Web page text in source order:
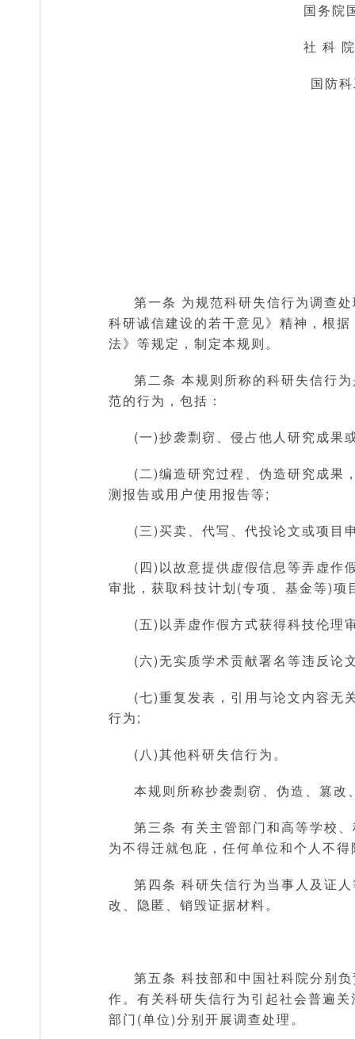
国务院
社 科
国防科
第一条 为规范科研失信行为调查
科研诚信建设的若干意见》精神，根
法》等规定，制定本规则。
第二条 本规则所称的科研失信行
范的行为，包括：
(一)抄袭剽窃、侵占他人研究成果
(二)编造研究过程、伪造研究成果
测报告或用户使用报告等;
(三)买卖、代写、代投论文或项目
(四)以故意提供虚假信息等弄虚作
审批，获取科技计划(专项、基金等)
(五)以弄虚作假方式获得科技伦理
(六)无实质学术贡献署名等违反论
(七)重复发表，引用与论文内容无
行为;
(八)其他科研失信行为。
本规则所称抄袭剽窃、伪造、篡
第三条 有关主管部门和高等学校
为不得迁就包庇，任何单位和个人不
第四条 科研失信行为当事人及证
改、隐匿、销毁证据材料。
第五条 科技部和中国社科院分别
作。有关科研失信行为引起社会普遍
部门(单位)分别开展调查处理。